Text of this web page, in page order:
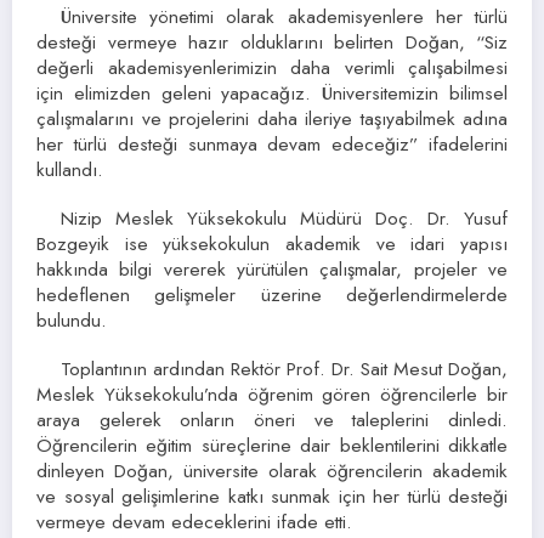
Üniversite yönetimi olarak akademisyenlere her türlü
desteği vermeye hazır olduklarını belirten Doğan, “Siz
değerli akademisyenlerimizin daha verimli çalışabilmesi
için elimizden geleni yapacağız. Üniversitemizin bilimsel
çalışmalarını ve projelerini daha ileriye taşıyabilmek adına
her türlü desteği sunmaya devam edeceğiz” ifadelerini
kullandı.
Nizip Meslek Yüksekokulu Müdürü Doç. Dr. Yusuf
Bozgeyik ise yüksekokulun akademik ve idari yapısı
hakkında bilgi vererek yürütülen çalışmalar, projeler ve
hedeflenen gelişmeler üzerine değerlendirmelerde
bulundu.
Toplantının ardından Rektör Prof. Dr. Sait Mesut Doğan,
Meslek Yüksekokulu’nda öğrenim gören öğrencilerle bir
araya gelerek onların öneri ve taleplerini dinledi.
Öğrencilerin eğitim süreçlerine dair beklentilerini dikkatle
dinleyen Doğan, üniversite olarak öğrencilerin akademik
ve sosyal gelişimlerine katkı sunmak için her türlü desteği
vermeye devam edeceklerini ifade etti.